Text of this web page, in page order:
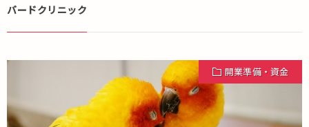
バードクリニック
開業準備・資金